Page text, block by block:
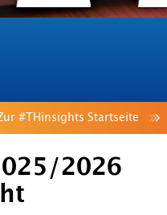
#THinsights Startseite
2026